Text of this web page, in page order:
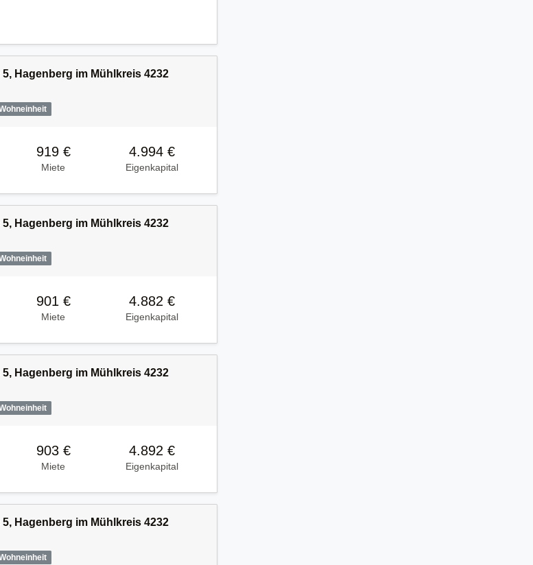
Hagenberg im Mühlkreis 4232
919 €
Miete
4.994 €
Eigenkapital
Hagenberg im Mühlkreis 4232
901 €
Miete
4.882 €
Eigenkapital
Hagenberg im Mühlkreis 4232
903 €
Miete
4.892 €
Eigenkapital
Hagenberg im Mühlkreis 4232